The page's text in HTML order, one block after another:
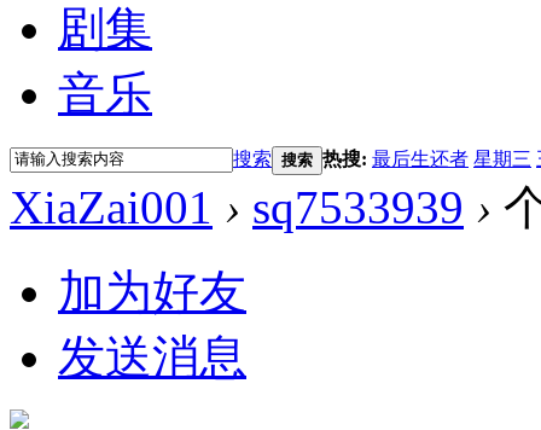
剧集
音乐
搜索 搜索 热搜: 最后生还者 星期三
XiaZai001 › sq7533939 ›
加为好友
发送消息